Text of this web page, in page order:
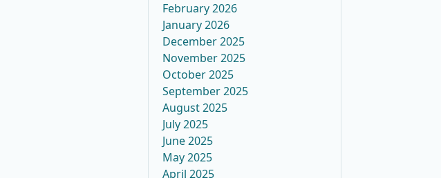
February 2026
January 2026
December 2025
November 2025
October 2025
September 2025
August 2025
July 2025
June 2025
May 2025
April 2025